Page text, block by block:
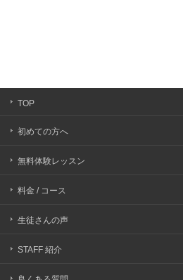
TOP
初めての方へ
無料体験レッスン
料金 / コース
生徒さんの声
STAFF 紹介